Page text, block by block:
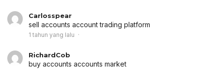
Carlosspear
sell accounts account trading platform
1 tahun yang lalu
RichardCob
buy accounts accounts market